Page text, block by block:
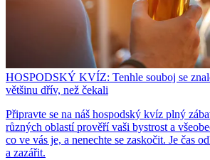
HOSPODSKÝ KVÍZ: Tenhle souboj se
většinu dřív, než čekali
Připravte se na náš hospodský kvíz plný
různých oblastí prověří vaši bystrost a
co ve vás je, a nenechte se zaskočit. Je čas
a zazářit.